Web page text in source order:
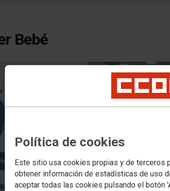
Política de cookies
Este sitio usa cookies propias y de terceros
obtener información de estadísticas de uso
aceptar todas las cookies pulsando el botón
Bebé